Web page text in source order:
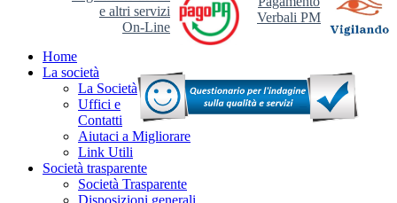
Verbali PM
e altri servizi
On-Line
Home
La società
La Società
Uffici e
Contatti
Aiutaci a Migliorare
Link Utili
Società trasparente
Società Trasparente
Disposizioni generali